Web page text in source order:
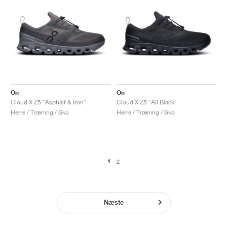
On
Cloud X Z5 "Asphalt & Iron"
Herre / Træning / Sko
On
Cloud X Z5 "All Black"
Herre / Træning / Sko
1 2
Næste